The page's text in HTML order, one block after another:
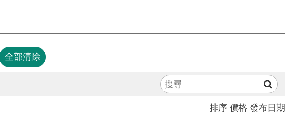
全部清除
排序 價格 發布日期